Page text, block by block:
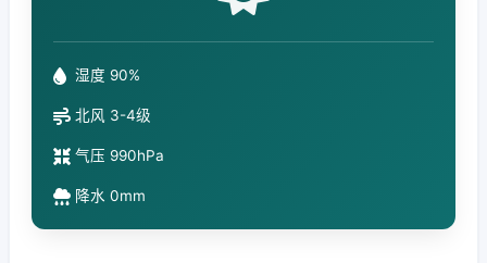
湿度 90%
北风 3-4级
气压 990hPa
降水 0mm